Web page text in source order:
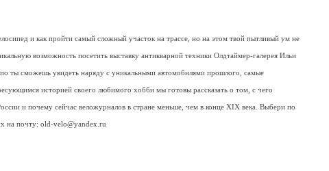
и как пройти самый сложный участок на трассе, но на этом твой пытливый ум не
возможность посетить выставку антикварной техники Олдтаймер-галерея Ильи
ты сможешь увидеть наряду с уникальными автомобилями прошлого, самые
историей своего любимого хобби мы готовы рассказать о том, с чего
и почему сейчас веложурналов в стране меньше, чем в конце XIX века. Выбери по
на почту: old-velo@yandex.ru